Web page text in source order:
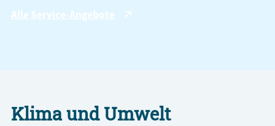
Alle Service-Angebote
Klima und Umwelt